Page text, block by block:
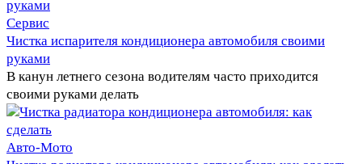
Сервис
Чистка испарителя кондиционера автомобиля своими
руками
В канун летнего сезона водителям часто приходится
своими руками делать
Авто-Мото